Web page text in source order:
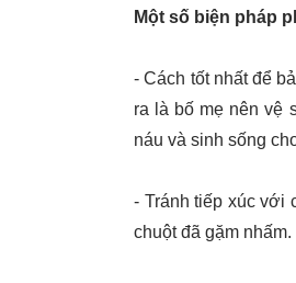
Một số biện pháp
- Cách tốt nhất để
ra là bố mẹ nên vệ
náu và sinh sống
- Tránh tiếp xúc với
chuột đã gặm nhấm.